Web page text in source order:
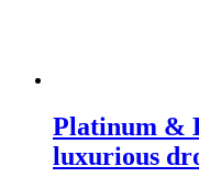
Platinum &
luxurious